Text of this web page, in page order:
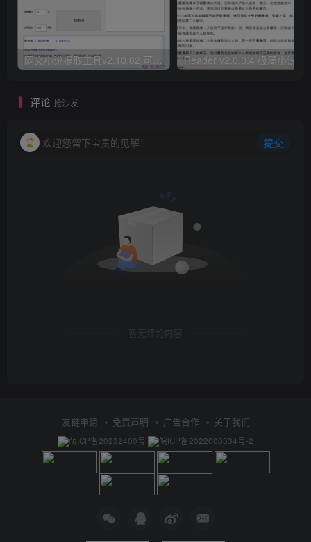
网文小说提取工具v2.10.02 可以自动下载小说 从此不再花钱看小说
评论 抢沙发
欢迎您留下宝贵的见解！ 提交
暂无评论内容
友链申请 免责声明 广告合作 关于我们
萌ICP备20232400号 皖ICP备2022000334号-2